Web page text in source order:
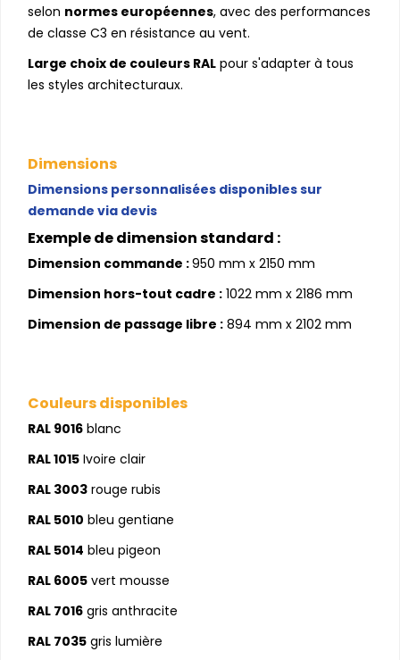
selon normes européennes, avec des performances
de classe C3 en résistance au vent.
Large choix de couleurs RAL pour s'adapter à tous
les styles architecturaux.
Dimensions
Dimensions personnalisées disponibles sur
demande via devis
Exemple de dimension standard :
Dimension commande :950 mm x 2150 mm
Dimension hors-tout cadre : 1022 mm x 2186 mm
Dimension de passage libre : 894 mm x 2102 mm
Couleurs disponibles
RAL 9016 blanc
RAL 1015 Ivoire clair
RAL 3003 rouge rubis
RAL 5010 bleu gentiane
RAL 5014 bleu pigeon
RAL 6005 vert mousse
RAL 7016 gris anthracite
RAL 7035 gris lumière